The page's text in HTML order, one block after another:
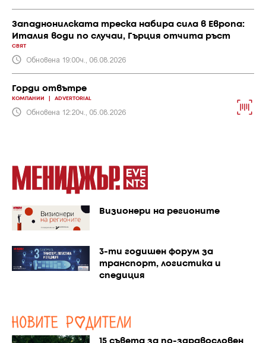
Западнонилската треска набира сила в Европа:
Италия води по случаи, Гърция отчита ръст
СВЯТ
Обновена 19:00ч., 06.08.2026
Горди отвътре
КОМПАНИИ ADVERTORIAL
Обновена 12:20ч., 05.08.2026
Визионери на регионите
3-ти годишен форум за
транспорт, логистика и
спедиция
15 съвета за по-здравословен